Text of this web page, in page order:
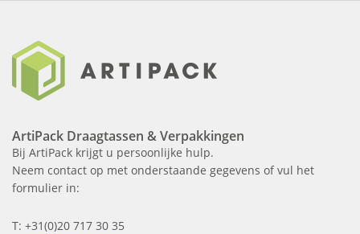
ArtiPack Draagtassen & Verpakkingen
Bij ArtiPack krijgt u persoonlijke hulp.
Neem contact op met onderstaande gegevens of vul het
formulier in:
T: +31(0)20 717 30 35